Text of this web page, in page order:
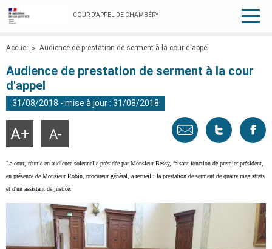
COUR D'APPEL DE CHAMBÉRY
Fil
Accueil Audience de prestation de serment à la cour d'appel
Audience de prestation de serment à la cour
d'appel
31/08/2018 - mise à jour : 31/08/2018
Envoyer
email
Tweeter
page
Agrandir
du
Réduire
du
La cour, réunie en audience solennelle présidée par Monsieur Bessy, faisant fonction de premier président,
en présence de Monsieur Robin, procureur général, a recueilli la prestation de serment de quatre magistrats
et d'un assistant de justice.